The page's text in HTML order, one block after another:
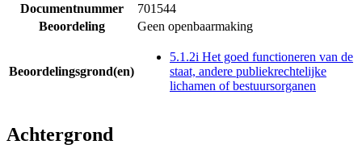
Documentnummer
701544
Beoordeling
Geen openbaarmaking
Beoordelingsgrond(en)
5.1.2i Het goed functioneren van de
staat, andere publiekrechtelijke
lichamen of bestuursorganen
Achtergrond